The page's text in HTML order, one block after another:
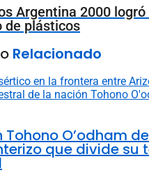
Argentina 2000 logró
de plásticos
Relacionado
Tohono O’odham
que divide su